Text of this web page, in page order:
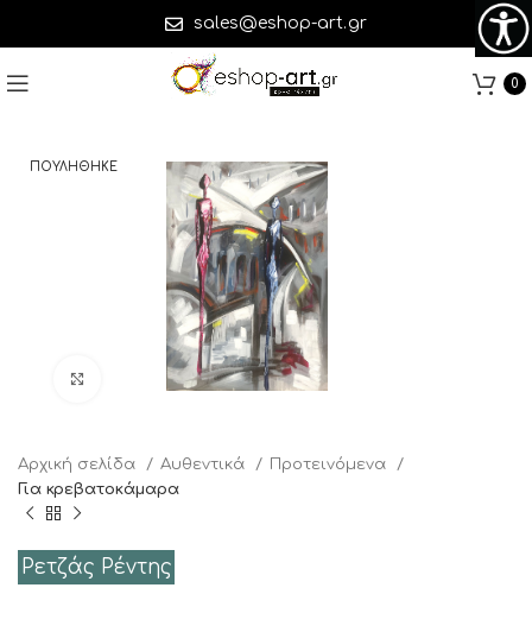
sales@eshop-art.gr
0
ΠΟΥΛΗΘΗΚΕ
Click to enlarge
Αρχική σελίδα Αυθεντικά
Προτεινόμενα
Για κρεβατοκάμαρα
Ρετζάς Ρέντης